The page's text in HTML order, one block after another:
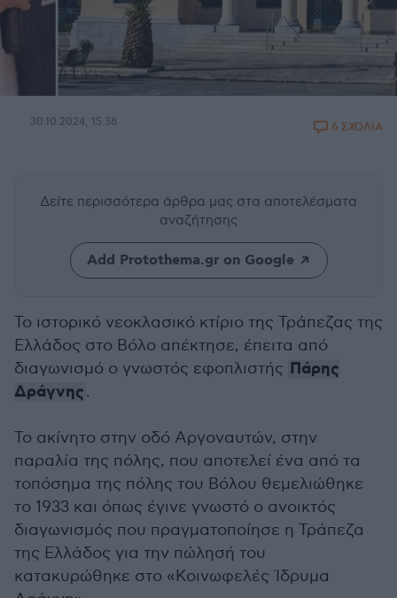
30.10.2024, 15:36 6 ΣΧΟΛΙΑ
Δείτε περισσότερα άρθρα μας στα αποτελέσματα
αναζήτησης
Add Protothema.gr on Google
Το ιστορικό νεοκλασικό κτίριο της Τράπεζας της
Ελλάδος στο Βόλο απέκτησε, έπειτα από
διαγωνισμό ο γνωστός εφοπλιστής Πάρης
Δράγνης.
Το ακίνητο στην οδό Αργοναυτών, στην
παραλία της πόλης, που αποτελεί ένα από τα
τοπόσημα της πόλης του Βόλου θεμελιώθηκε
το 1933 και όπως έγινε γνωστό ο ανοικτός
διαγωνισμός που πραγματοποίησε η Τράπεζα
της Ελλάδος για την πώλησή του
κατακυρώθηκε στο «Κοινωφελές Ίδρυμα